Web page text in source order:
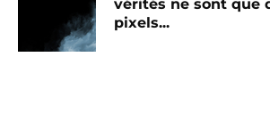
vérités ne sont que
pixels...